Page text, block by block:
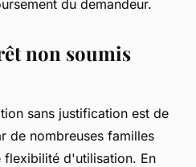
du demandeur.
non soumis
sans justification est de
de nombreuses familles
flexibilité d'utilisation. En